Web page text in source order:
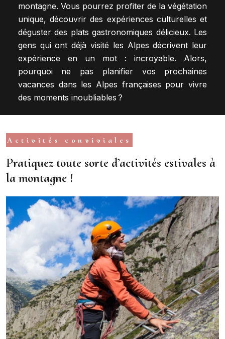
montagne. Vous pourrez profiter de la végétation
unique, découvrir des expériences culturelles et
déguster des plats gastronomiques délicieux. Les
gens qui ont déjà visité les Alpes décrivent leur
expérience en un mot : incroyable. Alors,
pourquoi ne pas planifier vos prochaines
vacances dans les Alpes françaises pour vivre
des moments inoubliables ?
Activités conviviales
Pratiquez toute sorte d’activités estivales à
la montagne !